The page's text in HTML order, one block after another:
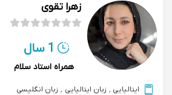
زهرا تقوی
1 سال
همراه استاد سلام
ایتالیایی , زبان ایتالیایی , زبان انگلیسی